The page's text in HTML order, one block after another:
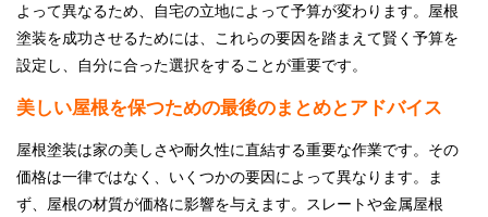
よって異なるため、自宅の立地によって予算が変わります。屋根
塗装を成功させるためには、これらの要因を踏まえて賢く予算を
設定し、自分に合った選択をすることが重要です。
美しい屋根を保つための最後のまとめとアドバイス
屋根塗装は家の美しさや耐久性に直結する重要な作業です。その
価格は一律ではなく、いくつかの要因によって異なります。ま
ず、屋根の材質が価格に影響を与えます。スレートや金属屋根